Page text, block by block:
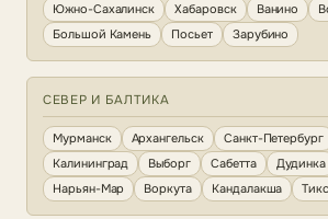
Южно-Сахалинск
Хабаровск Ванино
Большой Камень
Посьет Зарубино
СЕВЕР И БАЛТИКА
Мурманск Архангельск Санкт-Петербург
Калининград
Выборг Сабетта Дудинка
Нарьян-Мар
Воркута Кандалакша